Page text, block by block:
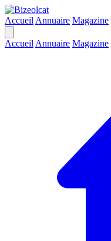
Accueil Annuaire Magazine
Accueil Annuaire Magazine